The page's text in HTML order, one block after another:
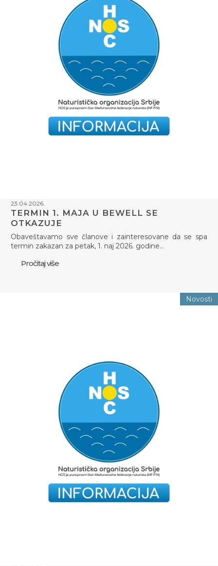
23.04.2026.
TERMIN 1. MAJA U BEWELL SE
OTKAZUJE
Obaveštavamo sve članove i zainteresovane da se spa
termin zakazan za petak, 1. naj 2026. godine…
Pročitaj više
Novosti